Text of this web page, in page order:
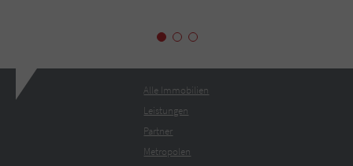
Alle Immobilien
Leistungen
Partner
Metropolen